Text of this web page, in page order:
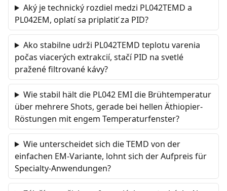
Aký je technický rozdiel medzi PL042TEMD a
PL042EM, oplatí sa priplatiť za PID?
Ako stabilne udrži PL042TEMD teplotu varenia
počas viacerých extrakcií, stačí PID na svetlé
pražené filtrované kávy?
Wie stabil hält die PL042 EMI die Brühtemperatur
über mehrere Shots, gerade bei hellen Äthiopier-
Röstungen mit engem Temperaturfenster?
Wie unterscheidet sich die TEMD von der
einfachen EM-Variante, lohnt sich der Aufpreis für
Specialty-Anwendungen?